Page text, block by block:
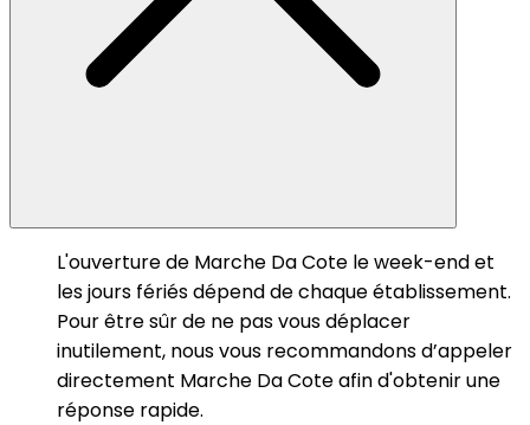
L'ouverture de Marche Da Cote le week-end et
les jours fériés dépend de chaque établissement.
Pour être sûr de ne pas vous déplacer
inutilement, nous vous recommandons d’appeler
directement Marche Da Cote afin d'obtenir une
réponse rapide.